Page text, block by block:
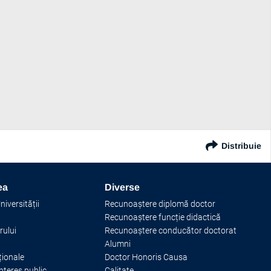
Distribuie
Diverse
Recunoaștere diplomă doctor
Recunoaștere funcție didactică
Recunoaștere conducător doctorat
Alumni
Doctor Honoris Causa